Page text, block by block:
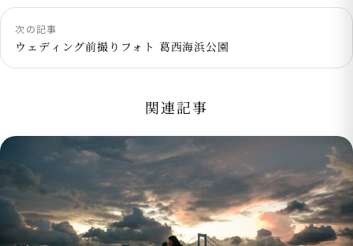
次の記事
ウェディング前撮りフォト 葛西海浜公園
関連記事